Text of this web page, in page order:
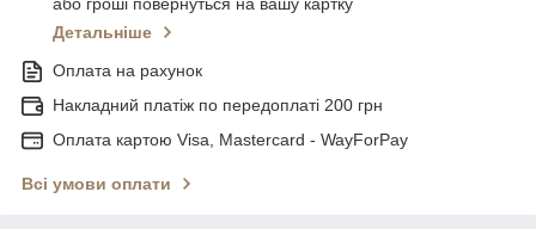
або гроші повернуться на вашу картку
Детальніше
Оплата на рахунок
Накладний платіж по передоплаті 200 грн
Оплата картою Visa, Mastercard - WayForPay
Всі умови оплати